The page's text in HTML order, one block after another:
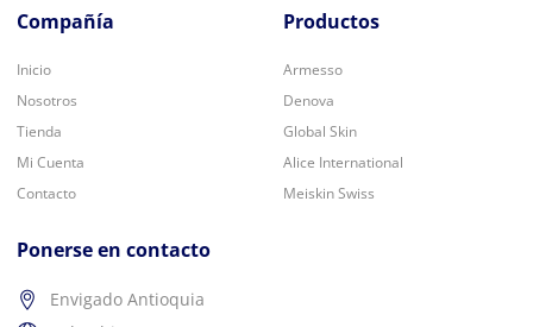
Compañía
Inicio
Nosotros
Tienda
Mi Cuenta
Contacto
Productos
Armesso
Denova
Global Skin
Alice International
Meiskin Swiss
Ponerse en contacto
Envigado Antioquia